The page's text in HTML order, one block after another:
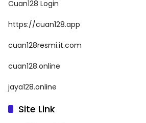
Cuan128 Login
https://cuan128.app
cuan128resmi.it.com
cuan128.online
jaya128.online
Site Link